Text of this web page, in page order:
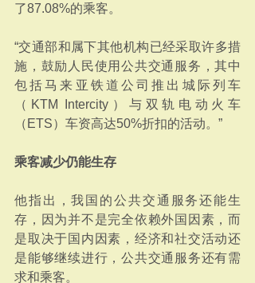
了87.08%的乘客。
“交通部和属下其他机构已经采取许多措
施，鼓励人民使用公共交通服务，其中
包括马来亚铁道公司推出城际列车
（KTM Intercity）与双轨电动火车
（ETS）车资高达50%折扣的活动。”
乘客减少仍能生存
他指出，我国的公共交通服务还能生
存，因为并不是完全依赖外国因素，而
是取决于国内因素，经济和社交活动还
是能够继续进行，公共交通服务还有需
求和乘客。